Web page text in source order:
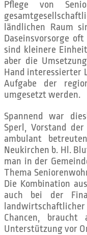
Pflege von
ländlichen Raum
Daseinsvorsorge
sind kleinere
aber die
Hand interessierter
Aufgabe der
umgesetzt werden.
Spannend war
Sperl, Vorstand
ambulant
Neukirchen b. Hl.
man in der
Thema
Die Kombination
auch bei der
Chancen,
Unterstützung vor